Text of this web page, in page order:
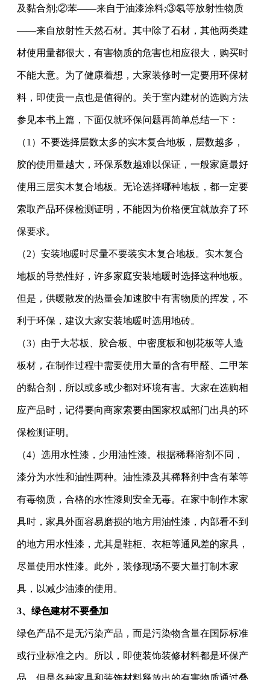
及黏合剂;②苯——来自于油漆涂料;③氡等放射性物质
——来自放射性天然石材。其中除了石材，其他两类建
材使用量都很大，有害物质的危害也相应很大，购买时
不能大意。为了健康着想，大家装修时一定要用环保材
料，即使贵一点也是值得的。关于室内建材的选购方法
参见本书上篇，下面仅就环保问题再简单总结一下：
（1）不要选择层数太多的实木复合地板，层数越多，
胶的使用量越大，环保系数越难以保证，一般家庭最好
使用三层实木复合地板。无论选择哪种地板，都一定要
索取产品环保检测证明，不能因为价格便宜就放弃了环
保要求。
（2）安装地暖时尽量不要装实木复合地板。实木复合
地板的导热性好，许多家庭安装地暖时选择这种地板。
但是，供暖散发的热量会加速胶中有害物质的挥发，不
利于环保，建议大家安装地暖时选用地砖。
（3）由于大芯板、胶合板、中密度板和刨花板等人造
板材，在制作过程中需要使用大量的含有甲醛、二甲苯
的黏合剂，所以或多或少都对环境有害。大家在选购相
应产品时，记得要向商家索要由国家权威部门出具的环
保检测证明。
（4）选用水性漆，少用油性漆。根据稀释溶剂不同，
漆分为水性和油性两种。油性漆及其稀释剂中含有苯等
有毒物质，合格的水性漆则安全无毒。在家中制作木家
具时，家具外面容易磨损的地方用油性漆，内部看不到
的地方用水性漆，尤其是鞋柜、衣柜等通风差的家具，
尽量使用水性漆。此外，装修现场不要大量打制木家
具，以减少油漆的使用。
3、绿色建材不要叠加
绿色产品不是无污染产品，而是污染物含量在国际标准
或行业标准之内。所以，即使装饰装修材料都是环保产
品，但是各种家具和装饰材料释放出的有害物质通过叠